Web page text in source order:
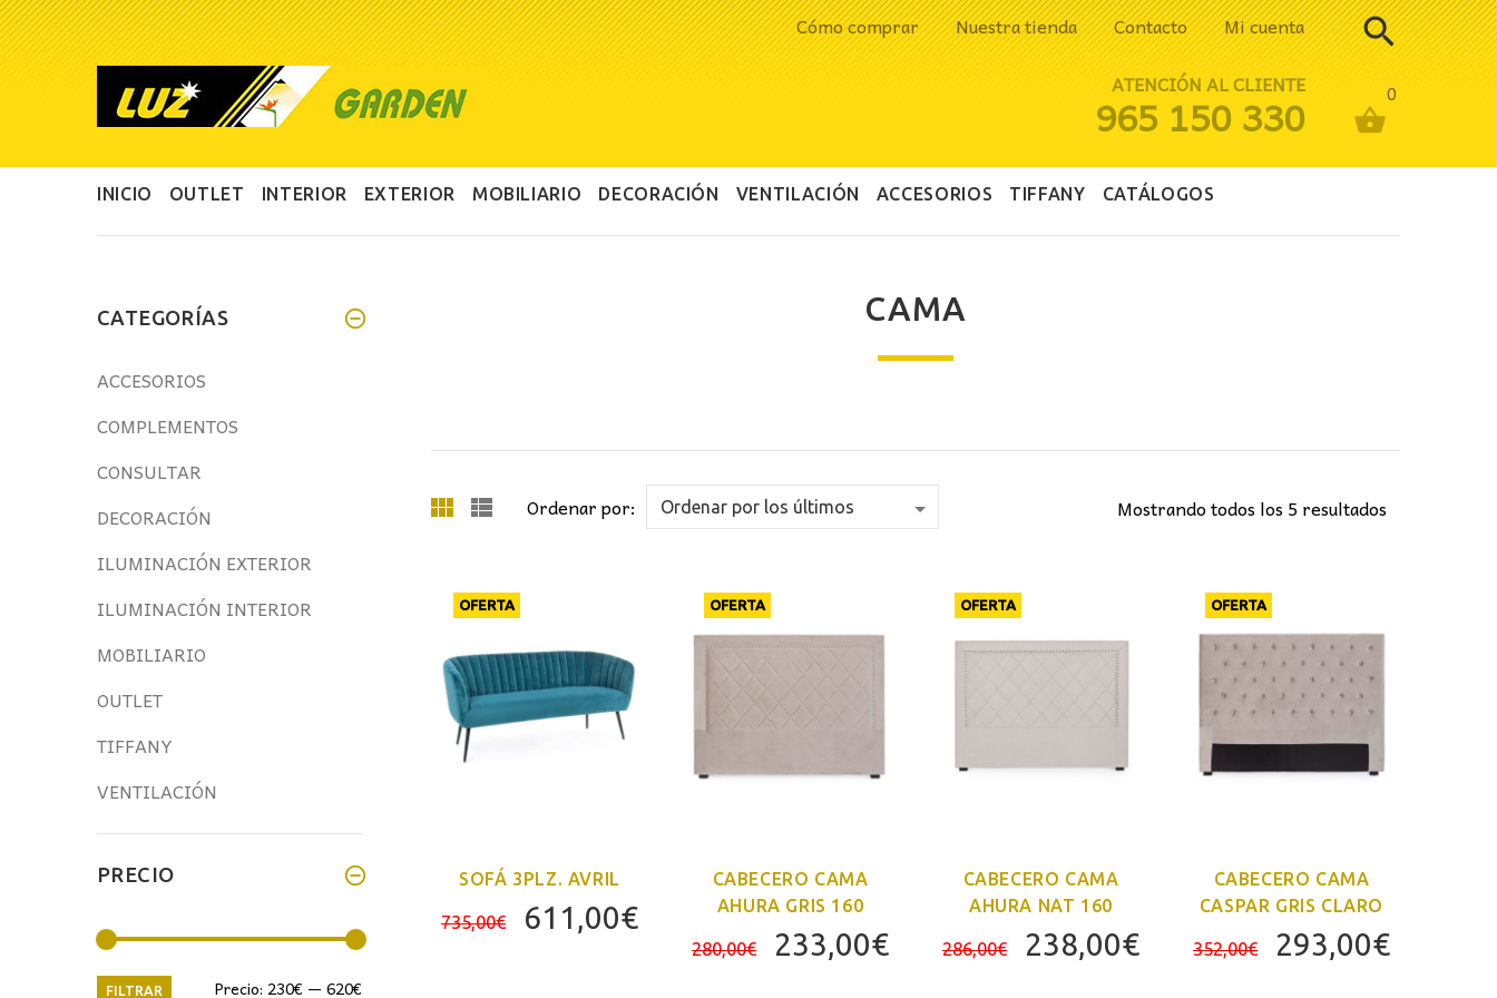
Cómo comprar Nuestra tienda Contacto Mi cuenta
0
ATENCIÓN AL CLIENTE
965 150 330
INICIO OUTLET INTERIOR EXTERIOR MOBILIARIO DECORACIÓN VENTILACIÓN ACCESORIOS TIFFANY CATÁLOGOS
CATEGORÍAS
ACCESORIOS
COMPLEMENTOS
CONSULTAR
DECORACIÓN
ILUMINACIÓN EXTERIOR
ILUMINACIÓN INTERIOR
MOBILIARIO
OUTLET
TIFFANY
VENTILACIÓN
PRECIO
Precio
Precio
FILTRAR Precio: 230€ — 620€
CAMA
Ordenar por: Mostrando todos los 5 resultados
OFERTA
SOFÁ 3PLZ. AVRIL
735,00€
El
611,00€El
precio
OFERTA
CABECERO CAMA
AHURA GRIS 160
280,00€
El
233,00€El
OFERTA
CABECERO CAMA
AHURA NAT 160
286,00€
El
238,00€El
OFERTA
CABECERO CAMA
CASPAR GRIS CLARO
352,00€
El
293,00€El